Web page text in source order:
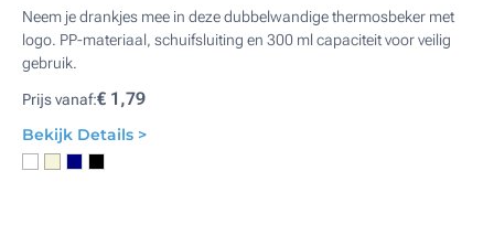
Neem je drankjes mee in deze dubbelwandige thermosbeker met
logo. PP-materiaal, schuifsluiting en 300 ml capaciteit voor veilig
gebruik.
Prijs vanaf:€ 1,79
Bekijk Details >